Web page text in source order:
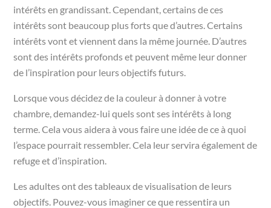
intérêts en grandissant. Cependant, certains de ces
intérêts sont beaucoup plus forts que d’autres. Certains
intérêts vont et viennent dans la même journée. D’autres
sont des intérêts profonds et peuvent même leur donner
de l’inspiration pour leurs objectifs futurs.
Lorsque vous décidez de la couleur à donner à votre
chambre, demandez-lui quels sont ses intérêts à long
terme. Cela vous aidera à vous faire une idée de ce à quoi
l’espace pourrait ressembler. Cela leur servira également de
refuge et d’inspiration.
Les adultes ont des tableaux de visualisation de leurs
objectifs. Pouvez-vous imaginer ce que ressentira un